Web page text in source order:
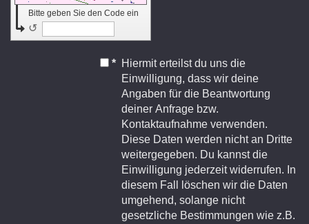
Bitte geben Sie den Code ein
↺
*
Hiermit erteilst du uns die
Einwilligung, dass wir deine
Angaben für die Beantwortung
deiner Anfrage bzw.
Kontaktaufnahme verwenden.
Diese Daten werden nicht an Dritte
weitergegeben. Du kannst die
Einwilligung jederzeit widerrufen. In
diesem Fall löschen wir die Daten
umgehend, solange nicht
gesetzliche Bestimmungen wie z.B.